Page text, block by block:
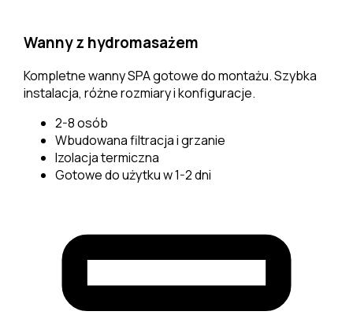
Wanny z hydromasażem
Kompletne wanny SPA gotowe do montażu. Szybka
instalacja, różne rozmiary i konfiguracje.
2-8 osób
Wbudowana filtracja i grzanie
Izolacja termiczna
Gotowe do użytku w 1-2 dni